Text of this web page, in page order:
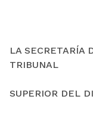
LA SECRETARÍA
TRIBUNAL
SUPERIOR DEL